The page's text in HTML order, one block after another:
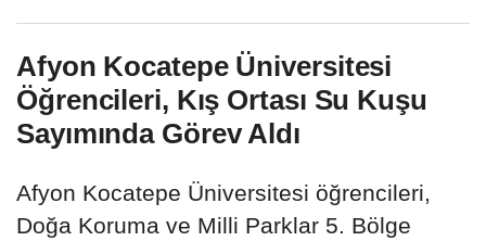
Afyon Kocatepe Üniversitesi
Öğrencileri, Kış Ortası Su Kuşu
Sayımında Görev Aldı
Afyon Kocatepe Üniversitesi öğrencileri,
Doğa Koruma ve Milli Parklar 5. Bölge